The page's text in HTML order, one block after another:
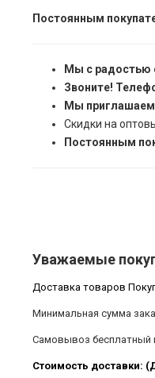
Постоянным
Мы с радостью
Звоните!
Мы приглашаем
Скидки на
Постоянным
Уважаемые
Доставка товаров
Минимальная сумма
Самовывоз бесплатный
Стоимость доставки: